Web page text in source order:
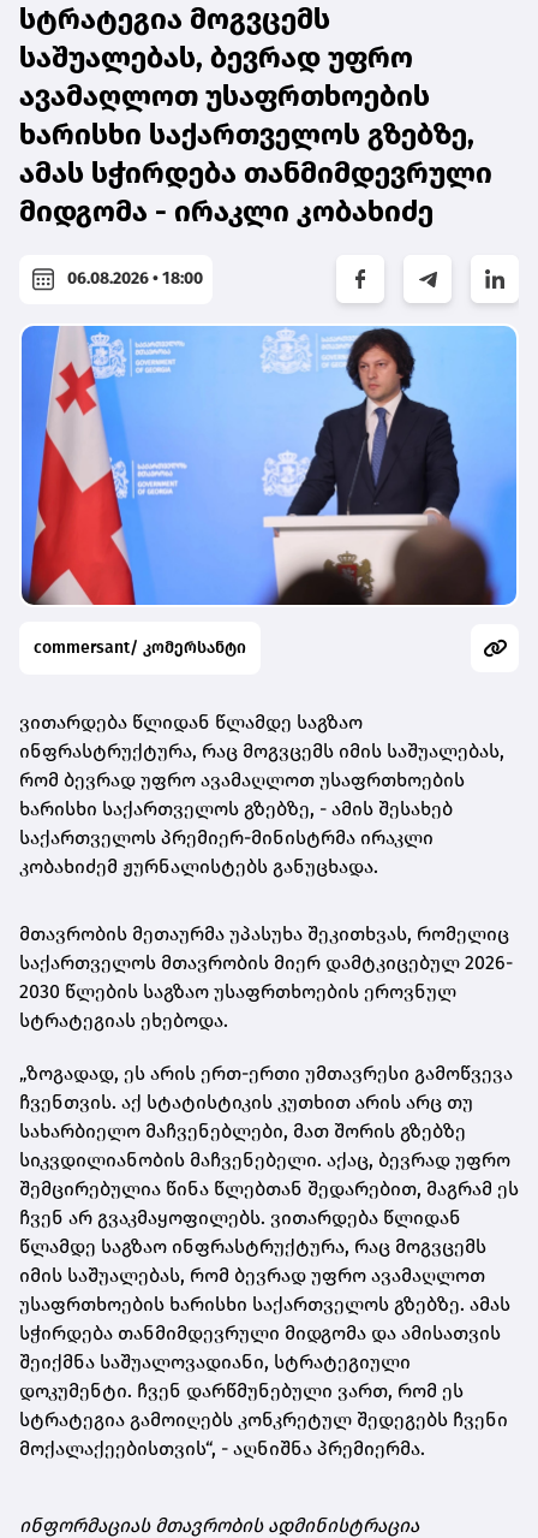
სტრატეგია მოგვცემს
საშუალებას, ბევრად უფრო
ავამაღლოთ უსაფრთხოების
ხარისხი საქართველოს გზებზე,
ამას სჭირდება თანმიმდევრული
მიდგომა - ირაკლი კობახიძე
06.08.2026 • 18:00
commersant/ კომერსანტი
ვითარდება წლიდან წლამდე საგზაო
ინფრასტრუქტურა, რაც მოგვცემს იმის საშუალებას,
რომ ბევრად უფრო ავამაღლოთ უსაფრთხოების
ხარისხი საქართველოს გზებზე, - ამის შესახებ
საქართველოს პრემიერ-მინისტრმა ირაკლი
კობახიძემ ჟურნალისტებს განუცხადა.
მთავრობის მეთაურმა უპასუხა შეკითხვას, რომელიც
საქართველოს მთავრობის მიერ დამტკიცებულ 2026-
2030 წლების საგზაო უსაფრთხოების ეროვნულ
სტრატეგიას ეხებოდა.
„ზოგადად, ეს არის ერთ-ერთი უმთავრესი გამოწვევა
ჩვენთვის. აქ სტატისტიკის კუთხით არის არც თუ
სახარბიელო მაჩვენებლები, მათ შორის გზებზე
სიკვდილიანობის მაჩვენებელი. აქაც, ბევრად უფრო
შემცირებულია წინა წლებთან შედარებით, მაგრამ ეს
ჩვენ არ გვაკმაყოფილებს. ვითარდება წლიდან
წლამდე საგზაო ინფრასტრუქტურა, რაც მოგვცემს
იმის საშუალებას, რომ ბევრად უფრო ავამაღლოთ
უსაფრთხოების ხარისხი საქართველოს გზებზე. ამას
სჭირდება თანმიმდევრული მიდგომა და ამისათვის
შეიქმნა საშუალოვადიანი, სტრატეგიული
დოკუმენტი. ჩვენ დარწმუნებული ვართ, რომ ეს
სტრატეგია გამოიღებს კონკრეტულ შედეგებს ჩვენი
მოქალაქეებისთვის“, - აღნიშნა პრემიერმა.
ინფორმაციას მთავრობის ადმინისტრაცია